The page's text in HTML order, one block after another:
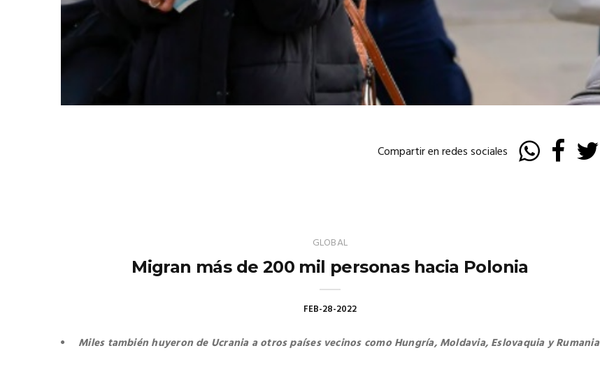
Compartir en redes sociales
GLOBAL
Migran más de 200 mil personas hacia Polonia
FEB-28-2022
Miles también huyeron de Ucrania a otros países vecinos como Hungría, Moldavia, Eslovaquia y Rumania